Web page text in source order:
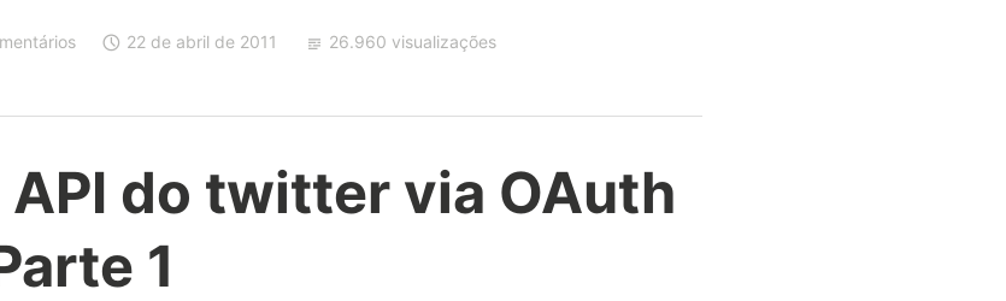
22 de abril de 2011 26.960 visualizações
do twitter via OAuth
1